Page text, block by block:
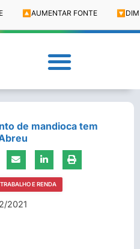
🔼 AUMENTAR FONTE 🔽
de mandioca tem
TRABALHO E RENDA
2021